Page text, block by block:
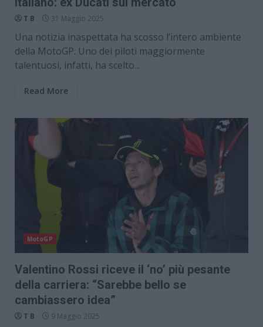
T B 31 Maggio 2025
Una notizia inaspettata ha scosso l’intero ambiente
della MotoGP. Uno dei piloti maggiormente
talentuosi, infatti, ha scelto...
Read More
MotoGP
Valentino Rossi riceve il ‘no’ più pesante
della carriera: “Sarebbe bello se
cambiassero idea”
T B 9 Maggio 2025